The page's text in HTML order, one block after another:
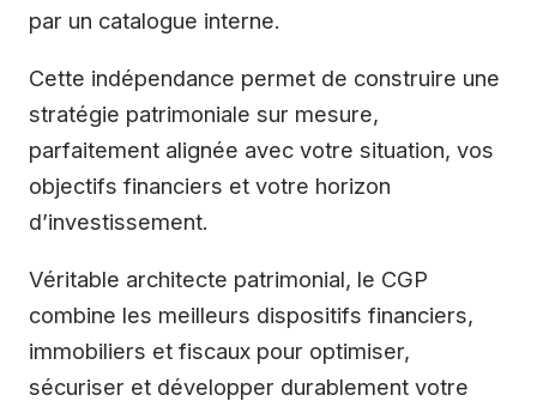
par un catalogue interne.
Cette indépendance permet de construire une
stratégie patrimoniale sur mesure,
parfaitement alignée avec votre situation, vos
objectifs financiers et votre horizon
d’investissement.
Véritable architecte patrimonial, le CGP
combine les meilleurs dispositifs financiers,
immobiliers et fiscaux pour optimiser,
sécuriser et développer durablement votre